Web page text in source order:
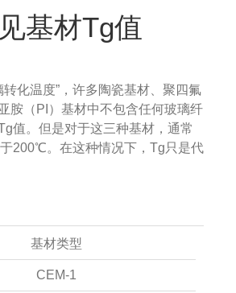
基材Tg值
转化温度”，许多陶瓷基材、聚四氟
胺（PI）基材中不包含任何玻璃纤
值。但是对于这三种基材，通常
200℃。在这种情况下，Tg只是代
基材类型
CEM-1